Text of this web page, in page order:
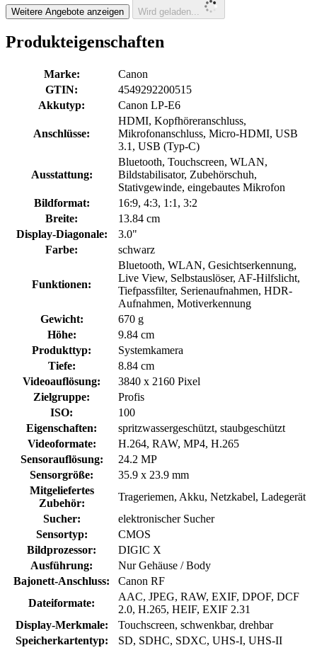
Weitere Angebote anzeigen Wird geladen...
Produkteigenschaften
Marke:
Canon
GTIN:
4549292200515
Akkutyp:
Canon LP-E6
Anschlüsse:
HDMI, Kopfhöreranschluss,
Mikrofonanschluss, Micro-HDMI, USB
3.1, USB (Typ-C)
Ausstattung:
Bluetooth, Touchscreen, WLAN,
Bildstabilisator, Zubehörschuh,
Stativgewinde, eingebautes Mikrofon
Bildformat:
16:9, 4:3, 1:1, 3:2
Breite:
13.84 cm
Display-Diagonale:
3.0"
Farbe:
schwarz
Funktionen:
Bluetooth, WLAN, Gesichtserkennung,
Live View, Selbstauslöser, AF-Hilfslicht,
Tiefpassfilter, Serienaufnahmen, HDR-
Aufnahmen, Motiverkennung
Gewicht:
670 g
Höhe:
9.84 cm
Produkttyp:
Systemkamera
Tiefe:
8.84 cm
Videoauflösung:
3840 x 2160 Pixel
Zielgruppe:
Profis
ISO:
100
Eigenschaften:
spritzwassergeschützt, staubgeschützt
Videoformate:
H.264, RAW, MP4, H.265
Sensorauflösung:
24.2 MP
Sensorgröße:
35.9 x 23.9 mm
Mitgeliefertes
Zubehör:
Trageriemen, Akku, Netzkabel, Ladegerät
Sucher:
elektronischer Sucher
Sensortyp:
CMOS
Bildprozessor:
DIGIC X
Ausführung:
Nur Gehäuse / Body
Bajonett-Anschluss:
Canon RF
Dateiformate:
AAC, JPEG, RAW, EXIF, DPOF, DCF
2.0, H.265, HEIF, EXIF 2.31
Display-Merkmale:
Touchscreen, schwenkbar, drehbar
Speicherkartentyp:
SD, SDHC, SDXC, UHS-I, UHS-II